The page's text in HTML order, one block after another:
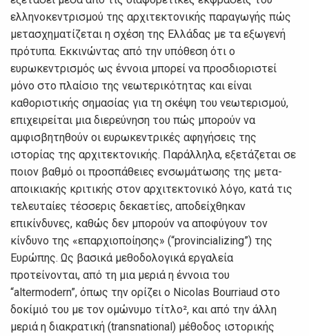
ελληνοκεντρισμού της αρχιτεκτονικής παραγωγής πώς
μετασχηματίζεται η σχέση της Ελλάδας με τα εξωγενή
πρότυπα. Εκκινώντας από την υπόθεση ότι ο
ευρωκεντρισμός ως έννοια μπορεί να προσδιοριστεί
μόνο στο πλαίσιο της νεωτερικότητας και είναι
καθοριστικής σημασίας για τη σκέψη του νεωτερισμού,
επιχειρείται μια διερεύνηση του πώς μπορούν να
αμφισβητηθούν οι ευρωκεντρικές αφηγήσεις της
ιστορίας της αρχιτεκτονικής. Παράλληλα, εξετάζεται σε
ποιον βαθμό οι προσπάθειες ενσωμάτωσης της μετα-
αποικιακής κριτικής στον αρχιτεκτονικό λόγο, κατά τις
τελευταίες τέσσερις δεκαετίες, αποδείχθηκαν
επικίνδυνες, καθώς δεν μπορούν να αποφύγουν τον
κίνδυνο της «επαρχιοποίησης» (“provincializing”) της
Ευρώπης. Ως βασικά μεθοδολογικά εργαλεία
προτείνονται, από τη μια μεριά η έννοια του
“altermodern”, όπως την ορίζει ο Nicolas Bourriaud στο
δοκίμιό του με τον ομώνυμο τίτλο², και από την άλλη
μεριά η διακρατική (transnational) μέθοδος ιστορικής